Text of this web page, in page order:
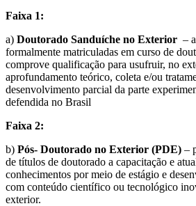
Faixa 1:
a) Doutorado Sanduíche no Exterior –
formalmente matriculadas em curso de
comprove qualificação para usufruir, no
aprofundamento teórico, coleta e/ou
desenvolvimento parcial da parte
defendida no Brasil
Faixa 2:
b) Pós- Doutorado no Exterior (PDE) –
de títulos de doutorado a capacitação e
conhecimentos por meio de estágio e
com conteúdo científico ou tecnológico
exterior.